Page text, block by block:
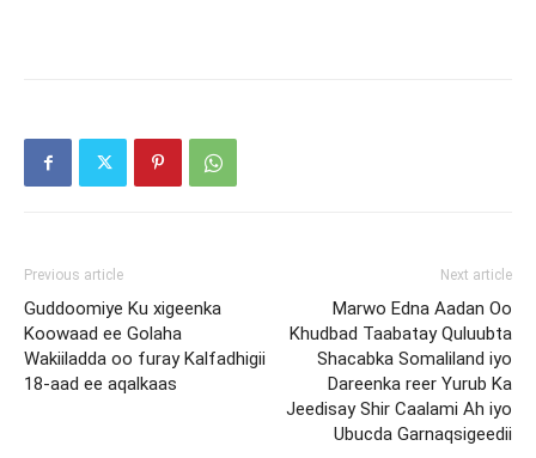
Previous article
Guddoomiye Ku xigeenka
Koowaad ee Golaha
Wakiiladda oo furay Kalfadhigii
18-aad ee aqalkaas
Next article
Marwo Edna Aadan Oo
Khudbad Taabatay Quluubta
Shacabka Somaliland iyo
Dareenka reer Yurub Ka
Jeedisay Shir Caalami Ah iyo
Ubucda Garnaqsigeedii